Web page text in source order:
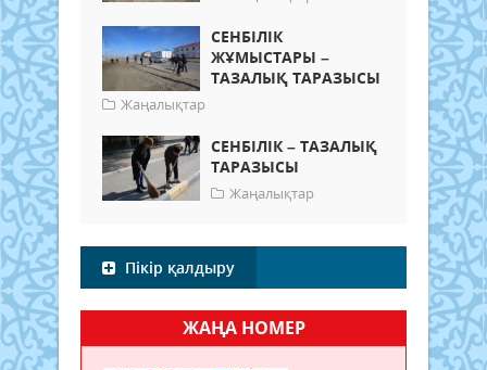
СЕНБІЛІК
ЖҰМЫСТАРЫ –
ТАЗАЛЫҚ ТАРАЗЫСЫ
Жаңалықтар
СЕНБІЛІК – ТАЗАЛЫҚ
ТАРАЗЫСЫ
Жаңалықтар
Пікір қалдыру
ЖАҢА НОМЕР